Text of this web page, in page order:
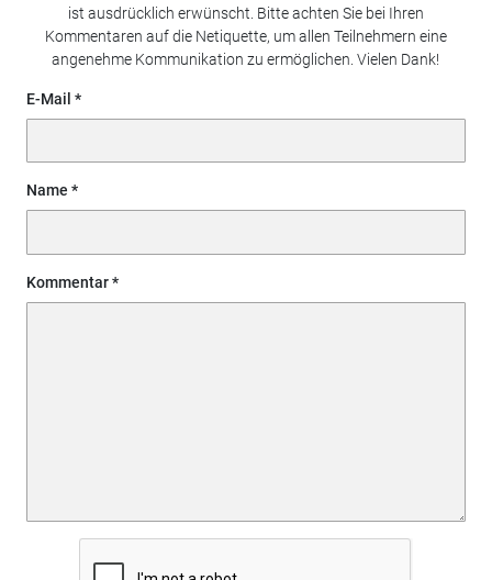
ist ausdrücklich erwünscht. Bitte achten Sie bei Ihren
Kommentaren auf die Netiquette, um allen Teilnehmern eine
angenehme Kommunikation zu ermöglichen. Vielen Dank!
E-Mail
Name
Kommentar